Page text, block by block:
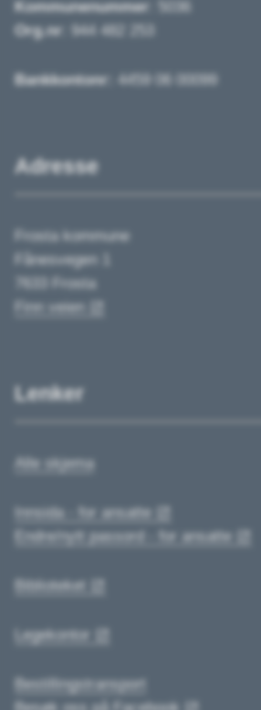
Kommunenummer : 5036
Org.nr : 944 482 253
Bankkontonr: 4459 06 00099
Adresse
Frosta kommune
Fånesvegen 1
7633 Frosta
Finn veien
Lenker
Alle skjema
Innsida - for ansatte
Endre/nytt passord - for ansatte
Biblioteket
Legekontor
Bestillingstransport